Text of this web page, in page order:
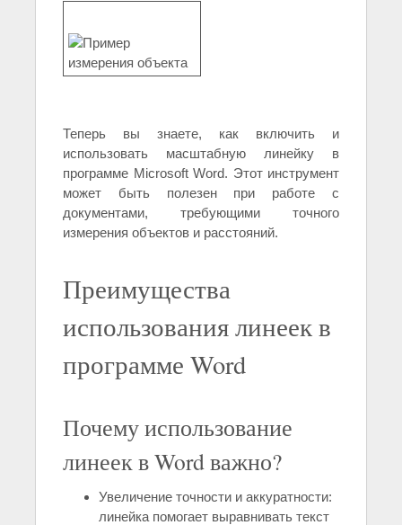
Теперь вы знаете, как включить и
использовать масштабную линейку в
программе Microsoft Word. Этот инструмент
может быть полезен при работе с
документами, требующими точного
измерения объектов и расстояний.
Преимущества
использования линеек в
программе Word
Почему использование
линеек в Word важно?
Увеличение точности и аккуратности:
линейка помогает выравнивать текст